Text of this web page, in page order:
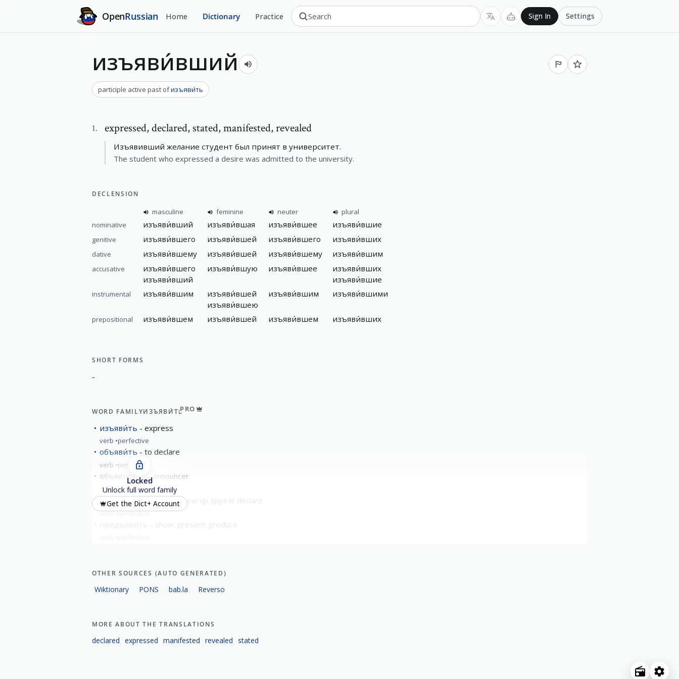
OpenRussian Home Dictionary Practice Sign In Settings
изъяви́вший
participle active past ofизъяви́ть
1. expressed,declared, stated, manifested, revealed
Изъявивший желание студент был принят в университет.
The student who expressed a desire was admitted to the university.
DECLENSION
masculine feminine neuter
plural
nominative
изъяви́вший изъяви́вшая изъяви́вшее изъяви́вшие
genitive изъяви́вшего изъяви́вшей изъяви́вшего изъяви́вших
dative изъяви́вшему изъяви́вшей изъяви́вшему изъяви́вшим
accusative
изъяви́вшего
изъяви́вший
изъяви́вшую изъяви́вшее
изъяви́вших
изъяви́вшие
instrumental изъяви́вшим
изъяви́вшей
изъяви́вшею
изъяви́вшим изъяви́вшими
prepositional изъяви́вшем изъяви́вшей изъяви́вшем изъяви́вших
SHORT FORMS
-
WORD FAMILYИЗЪЯВИ́ТЬPRO
изъяви́ть express
verb perfective
объяви́ть to declare
verb perfective
объяви́тель announcer
noun masculine
объяви́ться turn up show up appear declare
verb perfective
предъяви́ть
Locked
Unlock full word family
Get the Dict+ Account
OTHER SOURCES (AUTO GENERATED)
Wiktionary PONS bab.la Reverso
MORE ABOUT THE TRANSLATIONS
declared expressed manifested revealed stated